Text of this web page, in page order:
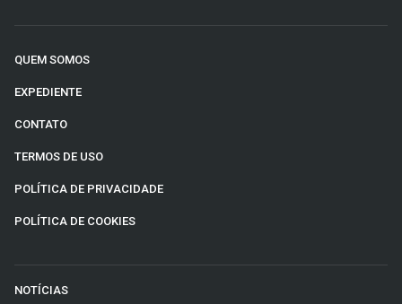
QUEM SOMOS
EXPEDIENTE
CONTATO
TERMOS DE USO
POLÍTICA DE PRIVACIDADE
POLÍTICA DE COOKIES
NOTÍCIAS